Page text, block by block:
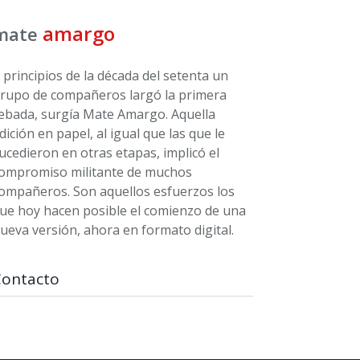
amargo
principios de la década del setenta un
de compañeros largó la primera
surgía Mate Amargo. Aquella
en papel, al igual que las que le
en otras etapas, implicó el
militante de muchos
Son aquellos esfuerzos los
hoy hacen posible el comienzo de una
versión, ahora en formato digital.